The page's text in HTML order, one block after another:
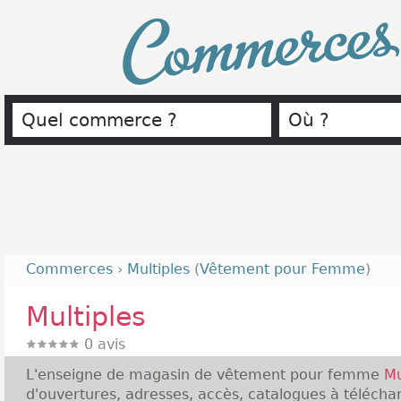
Commerces › Multiples (Vêtement pour Femme)
Multiples
0 avis
L'enseigne de magasin de vêtement pour femme
d'ouvertures, adresses, accès, catalogues à